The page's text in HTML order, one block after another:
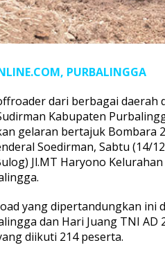
PURBALINGGA
dari berbagai
Kabupaten
gelaran bertajuk Bombara
Soedirman, Sabtu (14/
Jl.MT Haryono
yang dipertandungkan ini
dan Hari Juang TNI AD
diikuti 214 peserta.